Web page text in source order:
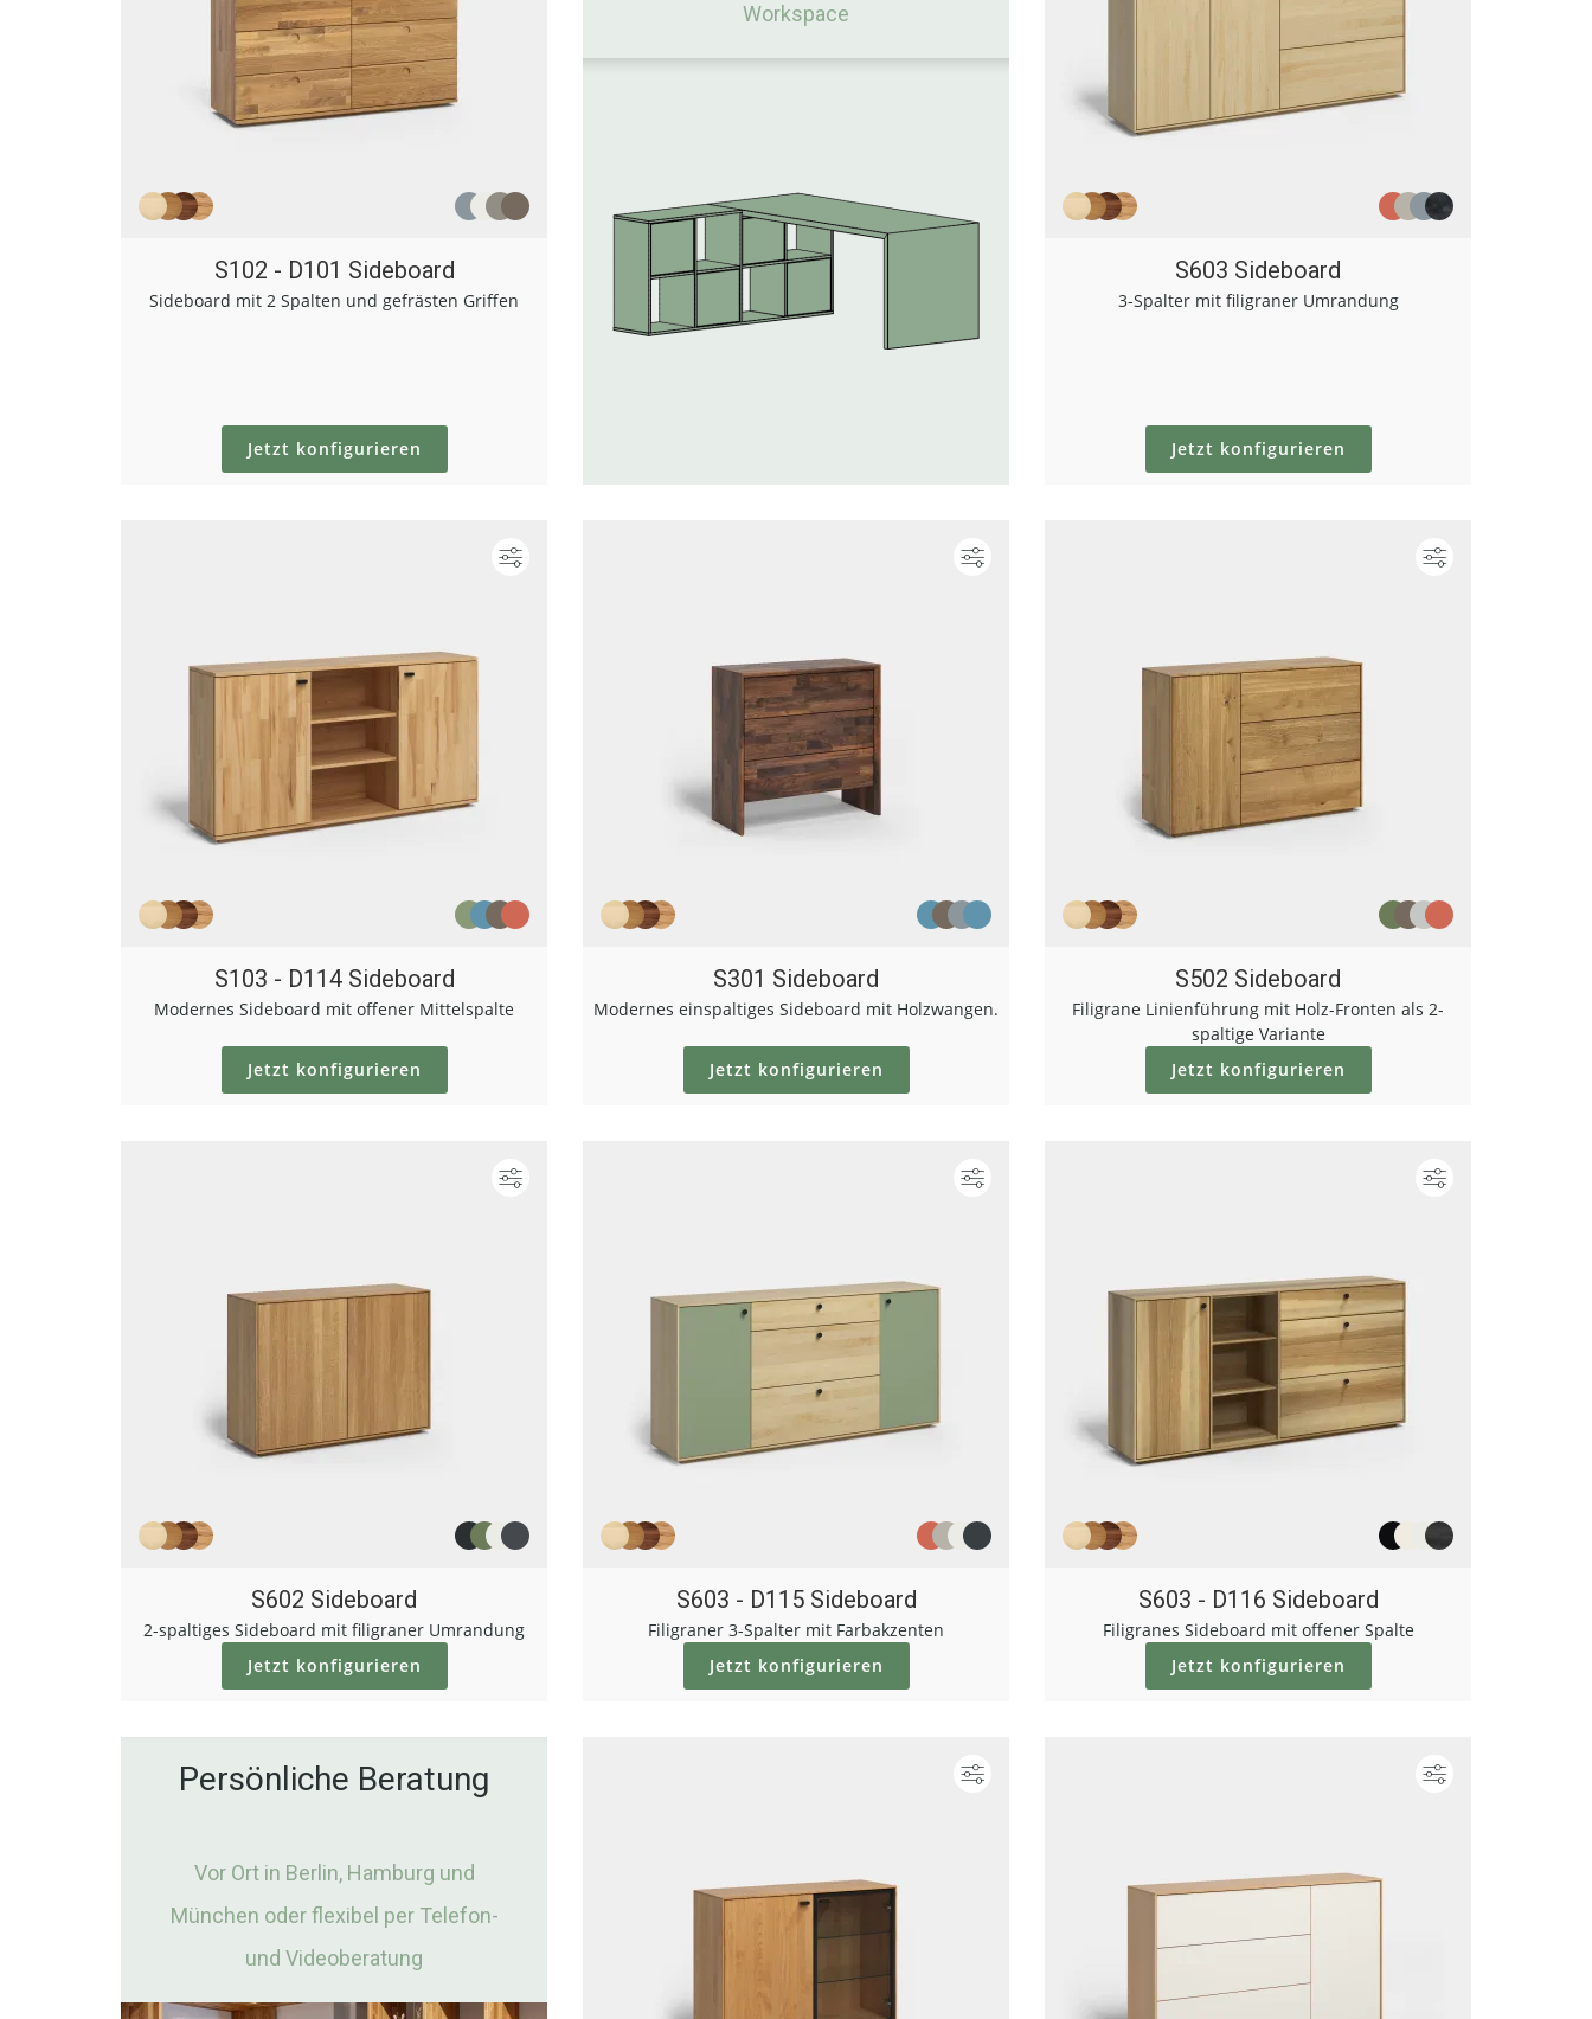
S102 - D101 Sideboard
Sideboard mit 2 Spalten und gefrästen Griffen
Jetzt konfigurieren
Workspace
S603 Sideboard
3-Spalter mit filigraner Umrandung
Jetzt konfigurieren
S103 - D114 Sideboard
Modernes Sideboard mit offener Mittelspalte
Jetzt konfigurieren
S301 Sideboard
Modernes einspaltiges Sideboard mit Holzwangen.
Jetzt konfigurieren
S502 Sideboard
Filigrane Linienführung mit Holz-Fronten als 2-
spaltige Variante
Jetzt konfigurieren
S602 Sideboard
2-spaltiges Sideboard mit filigraner Umrandung
Jetzt konfigurieren
S603 - D115 Sideboard
Filigraner 3-Spalter mit Farbakzenten
Jetzt konfigurieren
S603 - D116 Sideboard
Filigranes Sideboard mit offener Spalte
Jetzt konfigurieren
Persönliche Beratung
Vor Ort in Berlin, Hamburg und
München oder flexibel per Telefon-
und Videoberatung